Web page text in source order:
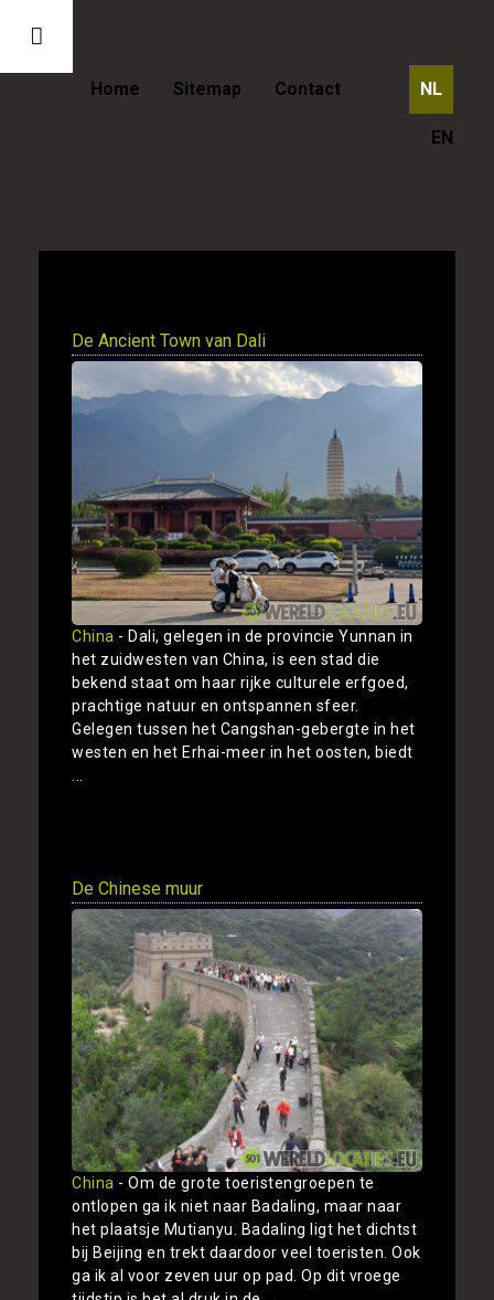
Home Sitemap Contact NL
EN
De Ancient Town van Dali
China - Dali, gelegen in de provincie Yunnan in
het zuidwesten van China, is een stad die
bekend staat om haar rijke culturele erfgoed,
prachtige natuur en ontspannen sfeer.
Gelegen tussen het Cangshan-gebergte in het
westen en het Erhai-meer in het oosten, biedt
De Chinese muur
China - Om de grote toeristengroepen te
ontlopen ga ik niet naar Badaling, maar naar
het plaatsje Mutianyu. Badaling ligt het dichtst
bij Beijing en trekt daardoor veel toeristen. Ook
ga ik al voor zeven uur op pad. Op dit vroege